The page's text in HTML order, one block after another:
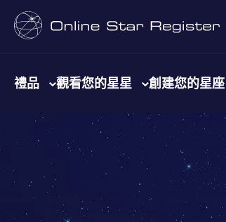
禮品 觀看您的星星 創建您的星座